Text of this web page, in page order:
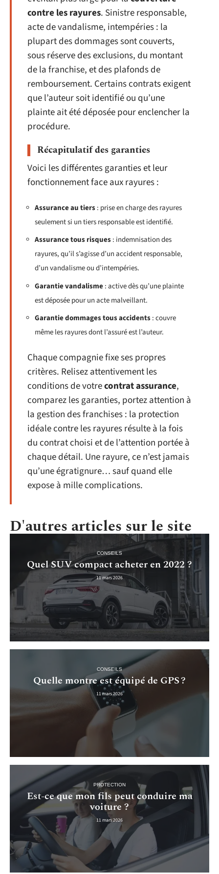
contre les rayures. Sinistre responsable,
acte de vandalisme, intempéries : la
plupart des dommages sont couverts,
sous réserve des exclusions, du montant
de la franchise, et des plafonds de
remboursement. Certains contrats exigent
que l’auteur soit identifié ou qu’une
plainte ait été déposée pour enclencher la
procédure.
Récapitulatif des garanties
Voici les différentes garanties et leur
fonctionnement face aux rayures :
Assurance au tiers: prise en charge des rayures
seulement si un tiers responsable est identifié.
Assurance tous risques: indemnisation des
rayures, qu’il s’agisse d’un accident responsable,
d’un vandalisme ou d’intempéries.
Garantie vandalisme: active dès qu’une plainte
est déposée pour un acte malveillant.
Garantie dommages tous accidents: couvre
même les rayures dont l’assuré est l’auteur.
Chaque compagnie fixe ses propres
critères. Relisez attentivement les
conditions de votrecontrat assurance,
comparez les garanties, portez attention à
la gestion des franchises : la protection
idéale contre les rayures résulte à la fois
du contrat choisi et de l’attention portée à
chaque détail. Une rayure, ce n’est jamais
qu’une égratignure… sauf quand elle
expose à mille complications.
D'autres articles sur le site
CONSEILS
Quel SUV compact acheter en 2022 ?
11 mars 2026
CONSEILS
Quelle montre est équipé de GPS ?
11 mars 2026
PROTECTION
Est-ce que mon fils peut conduire ma
voiture ?
11 mars 2026